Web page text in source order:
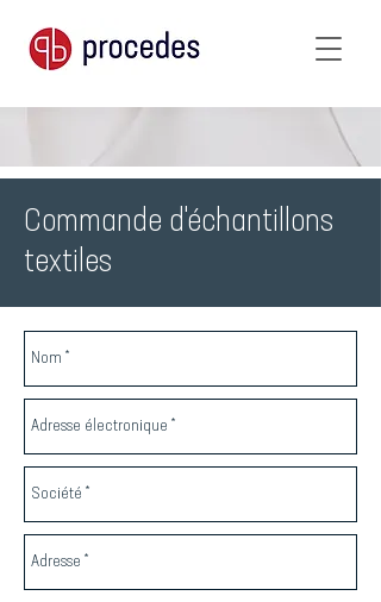
Commande d'échantillons
textiles